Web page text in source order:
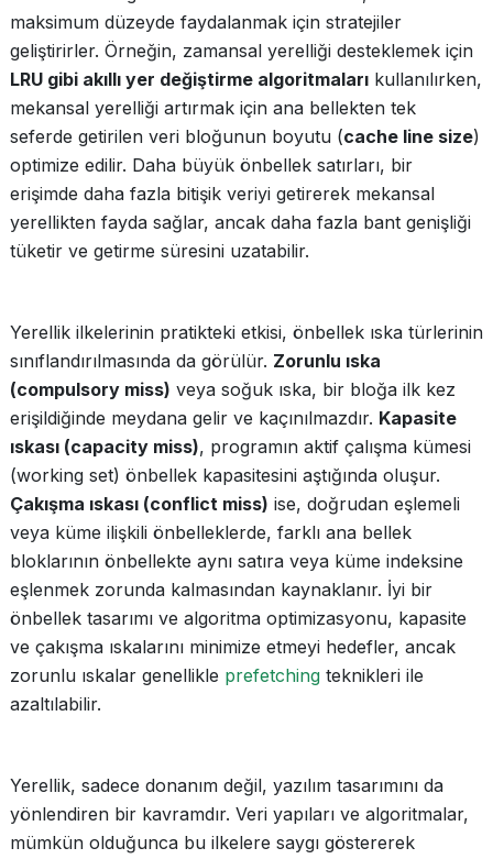
maksimum düzeyde faydalanmak için stratejiler
geliştirirler. Örneğin, zamansal yerelliği desteklemek için
LRU gibi akıllı yer değiştirme algoritmaları kullanılırken,
mekansal yerelliği artırmak için ana bellekten tek
seferde getirilen veri bloğunun boyutu (cache line size)
optimize edilir. Daha büyük önbellek satırları, bir
erişimde daha fazla bitişik veriyi getirerek mekansal
yerellikten fayda sağlar, ancak daha fazla bant genişliği
tüketir ve getirme süresini uzatabilir.
Yerellik ilkelerinin pratikteki etkisi, önbellek ıska türlerinin
sınıflandırılmasında da görülür. Zorunlu ıska
(compulsory miss) veya soğuk ıska, bir bloğa ilk kez
erişildiğinde meydana gelir ve kaçınılmazdır. Kapasite
ıskası (capacity miss), programın aktif çalışma kümesi
(working set) önbellek kapasitesini aştığında oluşur.
Çakışma ıskası (conflict miss) ise, doğrudan eşlemeli
veya küme ilişkili önbelleklerde, farklı ana bellek
bloklarının önbellekte aynı satıra veya küme indeksine
eşlenmek zorunda kalmasından kaynaklanır. İyi bir
önbellek tasarımı ve algoritma optimizasyonu, kapasite
ve çakışma ıskalarını minimize etmeyi hedefler, ancak
zorunlu ıskalar genellikle prefetching teknikleri ile
azaltılabilir.
Yerellik, sadece donanım değil, yazılım tasarımını da
yönlendiren bir kavramdır. Veri yapıları ve algoritmalar,
mümkün olduğunca bu ilkelere saygı göstererek